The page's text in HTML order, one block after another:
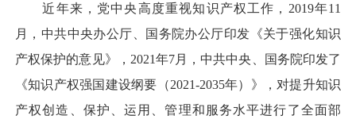
近年来，党中央高度重视知识产权工作，2019年11
月，中共中央办公厅、国务院办公厅印发《关于强化知识
产权保护的意见》，2021年7月，中共中央、国务院印发了
《知识产权强国建设纲要（2021-2035年）》，对提升知识
产权创造、保护、运用、管理和服务水平进行了全面部